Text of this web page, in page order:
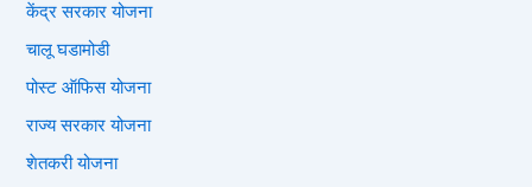
केंद्र सरकार योजना
चालू घडामोडी
पोस्ट ऑफिस योजना
राज्य सरकार योजना
शेतकरी योजना